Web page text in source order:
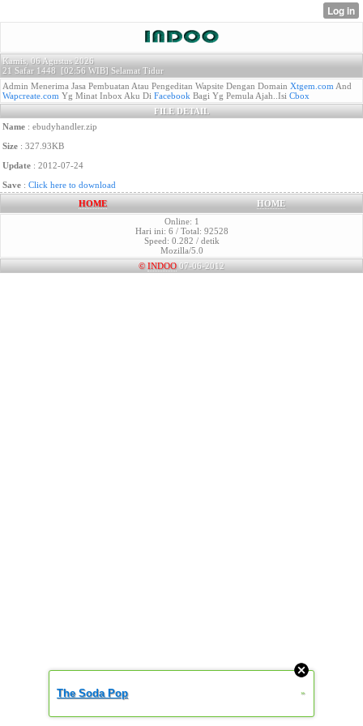
Kamis, 06 Agustus 2026
21 Safar 1448 [02:56 WIB] Selamat Tidur
Admin Menerima Jasa Pembuatan Atau Pengeditan Wapsite Dengan Domain Xtgem.com And
Wapcreate.com Yg Minat Inbox Aku Di Facebook Bagi Yg Pemula Ajah..Isi Cbox
FILE DETAIL
Name : ebudyhandler.zip
Size : 327.93KB
Update : 2012-07-24
Save : Click here to download
HOME
HOME
Online: 1
Hari ini: 6 / Total: 92528
Speed: 0.282 / detik
Mozilla/5.0
© INDOO 07-06-2012
The Soda Pop »